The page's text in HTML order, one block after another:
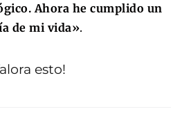
Ahora he cumplido un
de mi vida».
esto!